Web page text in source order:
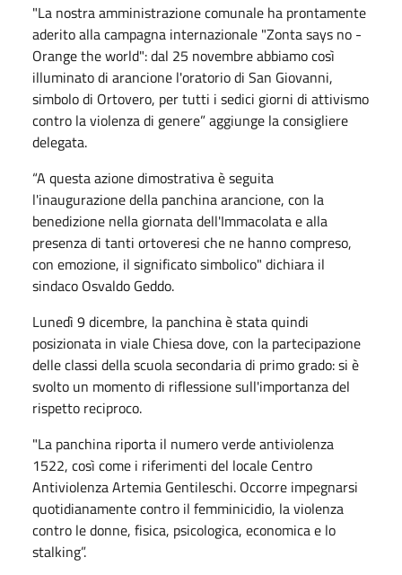
"La nostra amministrazione comunale ha prontamente
aderito alla campagna internazionale "Zonta says no -
Orange the world": dal 25 novembre abbiamo così
illuminato di arancione l'oratorio di San Giovanni,
simbolo di Ortovero, per tutti i sedici giorni di attivismo
contro la violenza di genere” aggiunge la consigliere
delegata.
“A questa azione dimostrativa è seguita
l'inaugurazione della panchina arancione, con la
benedizione nella giornata dell'Immacolata e alla
presenza di tanti ortoveresi che ne hanno compreso,
con emozione, il significato simbolico" dichiara il
sindaco Osvaldo Geddo.
Lunedì 9 dicembre, la panchina è stata quindi
posizionata in viale Chiesa dove, con la partecipazione
delle classi della scuola secondaria di primo grado: si è
svolto un momento di riflessione sull'importanza del
rispetto reciproco.
"La panchina riporta il numero verde antiviolenza
1522, così come i riferimenti del locale Centro
Antiviolenza Artemia Gentileschi. Occorre impegnarsi
quotidianamente contro il femminicidio, la violenza
contro le donne, fisica, psicologica, economica e lo
stalking”.